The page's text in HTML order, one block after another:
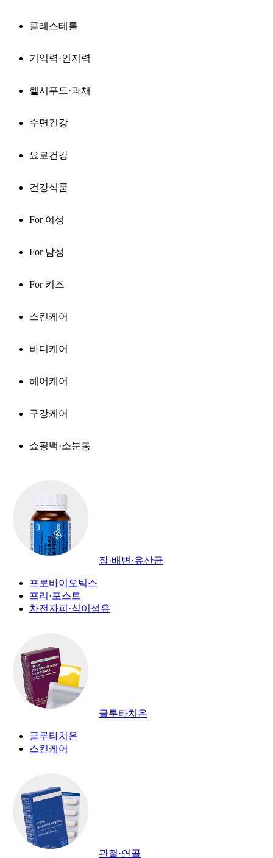
콜레스테롤
기억력·인지력
헬시푸드·과채
수면건강
요로건강
건강식품
For 여성
For 남성
For 키즈
스킨케어
바디케어
헤어케어
구강케어
쇼핑백·소분통
장·배변·유산균
프로바이오틱스
프리·포스트
차전자피·식이섬유
글루타치온
글루타치온
스킨케어
관절·연골